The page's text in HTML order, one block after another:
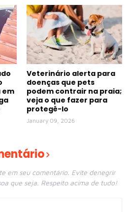
em
Veterinário alerta para
doenças que pets
podem contrair na praia;
veja o que fazer para
protegê-lo
January 09, 2026
em seu comentário. Evite denegrir
que seja. Respeito acima de tudo!